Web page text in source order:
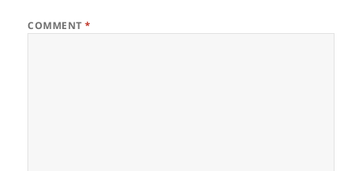
COMMENT*